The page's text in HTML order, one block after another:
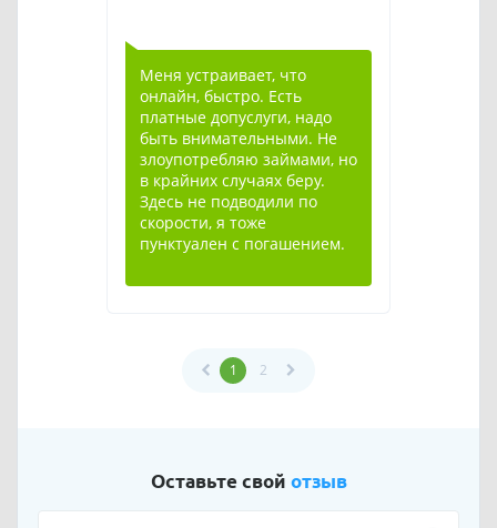
Меня устраивает, что
онлайн, быстро. Есть
платные допуслуги, надо
быть внимательными. Не
злоупотребляю займами, но
в крайних случаях беру.
Здесь не подводили по
скорости, я тоже
пунктуален с погашением.
1 2
Оставьте свой отзыв